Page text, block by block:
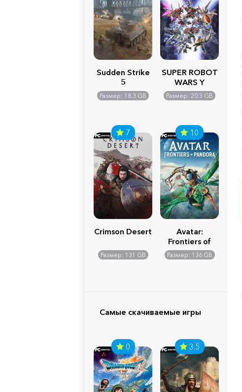
Sudden Strike
5
Размер: 18.3 GB
SUPER ROBOT
WARS Y
Размер: 20.3 GB
7
Crimson Desert
Размер: 131 GB
10
Avatar:
Frontiers of
Pandora
Размер: 136 GB
Самые скачиваемые игры
0 3.5